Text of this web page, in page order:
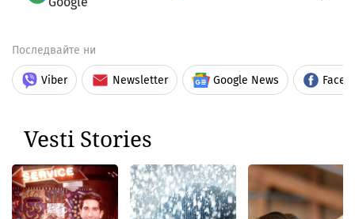
Последвайте ни
Viber Newsletter Google News
Vesti Stories